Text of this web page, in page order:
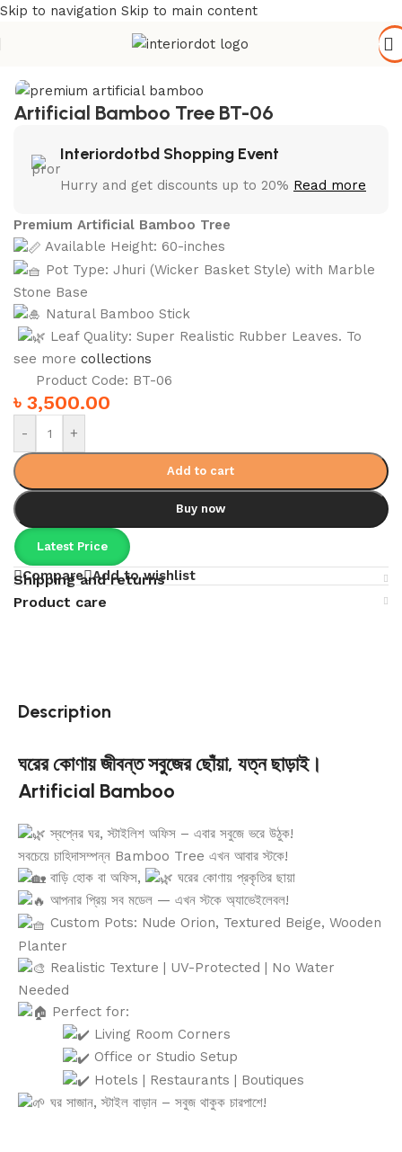
Skip to navigation Skip to main content
Artificial Bamboo Tree BT-06
Interiordotbd Shopping Event
Hurry and get discounts up to 20% Read more
Premium Artificial Bamboo Tree
Available Height: 60-inches
Pot Type: Jhuri (Wicker Basket Style) with Marble
Stone Base
Natural Bamboo Stick
Leaf Quality: Super Realistic Rubber Leaves. To
see more collections
Product Code: BT-06
৳ 3,500.00
- +
Add to cart
Buy now
Latest Price
Compare Add to wishlist
Shipping and returns
Product care
Description
ঘরের কোণায় জীবন্ত সবুজের ছোঁয়া, যত্ন ছাড়াই।
Artificial Bamboo
স্বপ্নের ঘর, স্টাইলিশ অফিস – এবার সবুজে ভরে উঠুক!
সবচেয়ে চাহিদাসম্পন্ন Bamboo Tree এখন আবার স্টকে!
বাড়ি হোক বা অফিস,
ঘরের কোণায় প্রকৃতির ছায়া
আপনার প্রিয় সব মডেল — এখন স্টকে অ্যাভেইলেবল!
Custom Pots: Nude Orion, Textured Beige, Wooden
Planter
Realistic Texture | UV-Protected | No Water
Needed
Perfect for:
Living Room Corners
Office or Studio Setup
Hotels | Restaurants | Boutiques
ঘর সাজান, স্টাইল বাড়ান – সবুজ থাকুক চারপাশে!